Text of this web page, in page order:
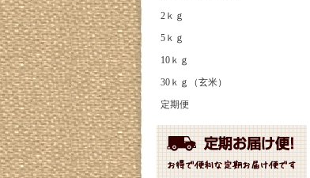
2ｋｇ
5ｋｇ
10ｋｇ
30ｋｇ（玄米）
定期便